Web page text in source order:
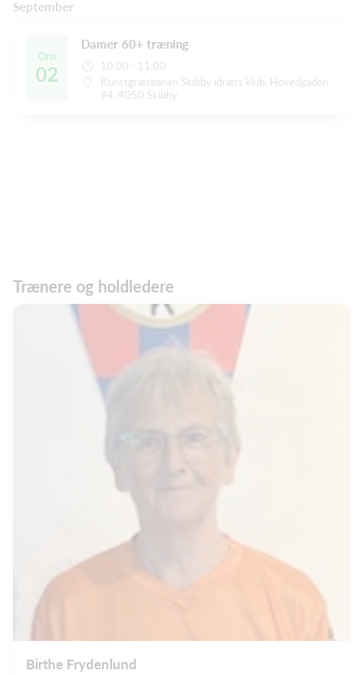
September
Ons
02
Damer 60+ træning
10:00 - 11:00
Kunstgræsbanen Skibby idræts klub, Hovedgaden
94, 4050 Skibby
Trænere og holdledere
Birthe Frydenlund